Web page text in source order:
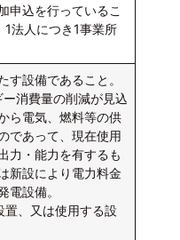
申込を行っているこ
法人につき1事業所
す設備であること。
消費量の削減が見込
ら電気、燃料等の供
であって、現在使用
力・能力を有するも
新設により電力料金
電設備。
、又は使用する設